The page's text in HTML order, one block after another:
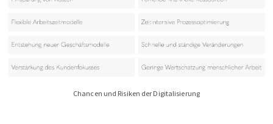
Chancen und Risiken der Digitalisierung